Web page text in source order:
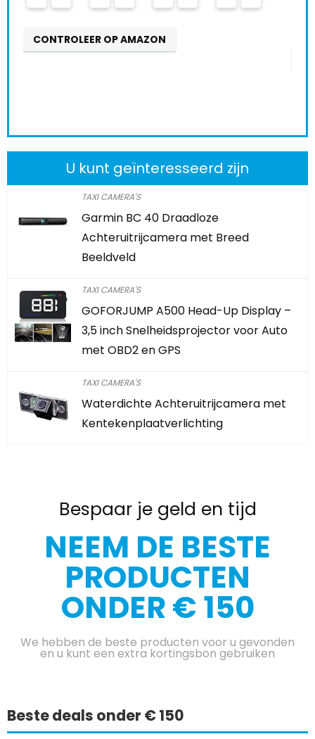
4
OP AMAZON
0
U kunt geïnteresseerd zijn
TAXI CAMERA'S
Garmin BC 40 Draadloze
Achteruitrijcamera met Breed
Beeldveld
TAXI CAMERA'S
GOFORJUMP A500 Head-Up Display –
3,5 inch Snelheidsprojector voor Auto
met OBD2 en GPS
TAXI CAMERA'S
Waterdichte Achteruitrijcamera met
Kentekenplaatverlichting
Bespaar je geld en tijd
NEEM DE BESTE
PRODUCTEN
ONDER € 150
We hebben de beste producten voor u gevonden
en u kunt een extra kortingsbon gebruiken
Beste deals onder € 150